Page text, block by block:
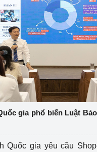
gia phổ biến Luật
Quốc gia yêu cầu